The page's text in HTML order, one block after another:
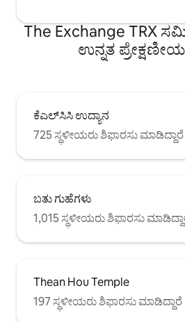
The Exchange TRX
ಉನ್ನತ
ಕೆಎಲ್‌ಸಿಸಿ ಉದ್ಯಾನ
725 ಸ್ಥಳೀಯರು ಶಿಫಾರಸು ಮಾಡಿದ್ದಾರೆ
ಬತು ಗುಹೆಗಳು
1,015 ಸ್ಥಳೀಯರು ಶಿಫಾರಸು
Thean Hou Temple
197 ಸ್ಥಳೀಯರು ಶಿಫಾರಸು ಮಾಡಿದ್ದಾರೆ